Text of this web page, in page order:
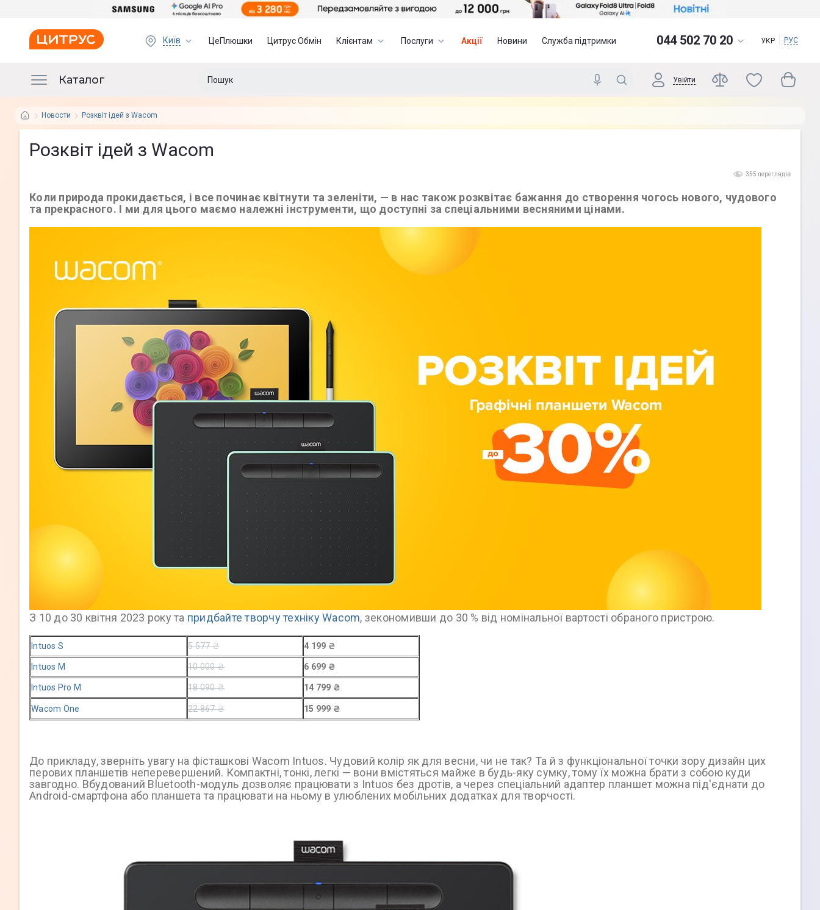
Київ ЦеПлюшки Цитрус Обмін Клієнтам Послуги Акції Новини Служба підтримки 044 502 70 20 УКР РУС
Каталог Увійти
Новости Розквіт ідей з Wacom
Розквіт ідей з Wacom
355 переглядів
Коли природа прокидається, і все починає квітнути та зеленіти, — в нас також розквітає бажання до створення чогось нового, чудового
та прекрасного. І ми для цього маємо належні інструменти, що доступні за спеціальними весняними цінами.
З 10 до 30 квітня 2023 року та придбайте творчу техніку Wacom, зекономивши до 30 % від номінальної вартості обраного пристрою.
Intuos S 5 577 ₴ 4 199 ₴
Intuos M 10 000 ₴ 6 699 ₴
Intuos Pro M 18 090 ₴ 14 799 ₴
Wacom One 22 867 ₴ 15 999 ₴
До прикладу, зверніть увагу на фісташкові Wacom Intuos. Чудовий колір як для весни, чи не так? Та й з функціональної точки зору дизайн цих
перових планшетів неперевершений. Компактні, тонкі, легкі — вони вмістяться майже в будь-яку сумку, тому їх можна брати з собою куди
завгодно. Вбудований Bluetooth-модуль дозволяє працювати з Intuos без дротів, а через спеціальний адаптер планшет можна під'єднати до
Android-смартфона або планшета та працювати на ньому в улюблених мобільних додатках для творчості.